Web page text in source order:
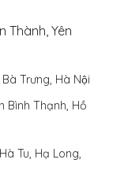
Thành, Yên
Trưng, Hà Nội
Bình Thạnh, Hồ
Tu, Hạ Long,